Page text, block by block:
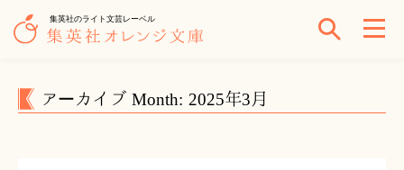
集英社のライト文芸レーベル
アーカイブ Month: 2025年3月